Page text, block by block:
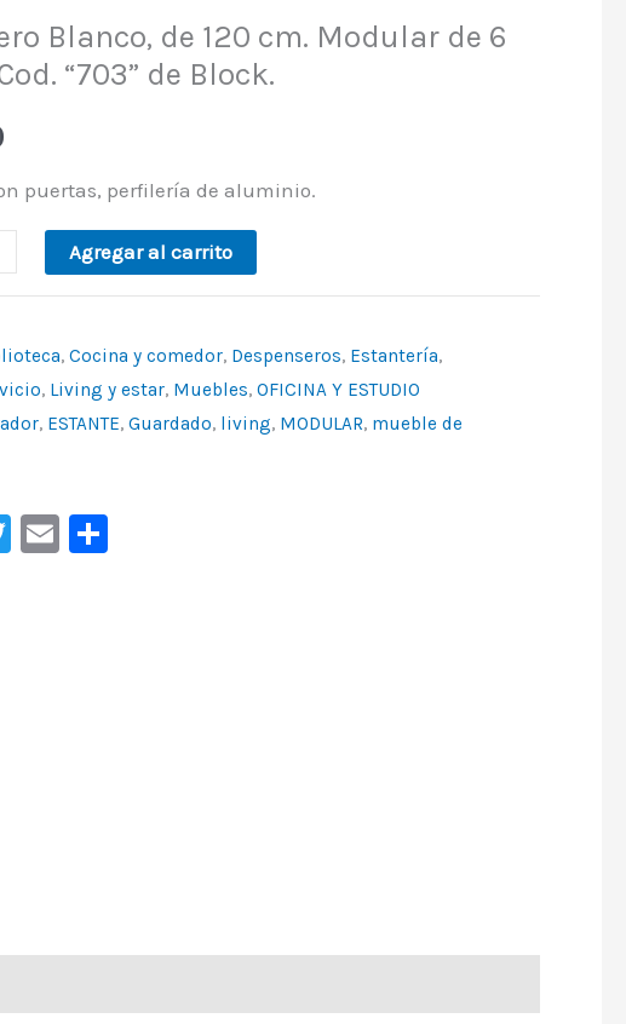
Blanco, de 120 cm. Modular de 6
“703” de Block.
puertas, perfilería de aluminio.
Agregar al carrito
,Cocina y comedor, Despenseros, Estantería,
, Living y estar, Muebles,OFICINA Y ESTUDIO
, ESTANTE,Guardado, living, MODULAR, mueble de
Twitter
Email